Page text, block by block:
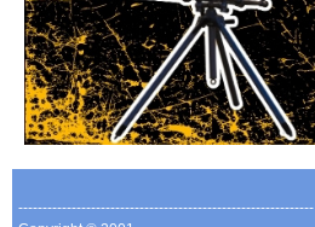
-------------------------------------------------------------